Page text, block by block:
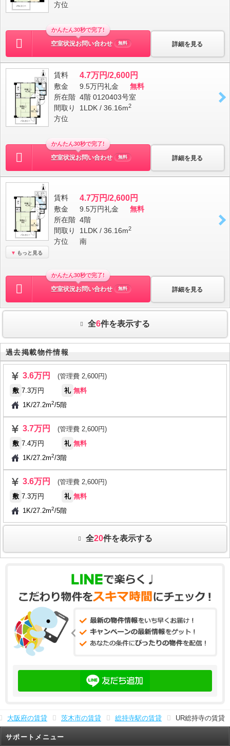
方位
詳細を見る
かんたん30秒で完了!
空室状況お問い合わせ 無料
賃料 4.7万円/2,600円
敷金 9.5万円礼金
無料
所在階 4階 0120403号室
間取り
1LDK / 36.16m2
方位
詳細を見る
かんたん30秒で完了!
空室状況お問い合わせ 無料
もっと見る
賃料 4.7万円/2,600円
敷金 9.5万円礼金
無料
所在階 4階
間取り
1LDK / 36.16m2
方位 南
詳細を見る
かんたん30秒で完了!
空室状況お問い合わせ 無料
全6件を表示する
過去掲載物件情報
3.6万円
(管理費 2,600円)
敷 7.3万円 礼 無料
1K/27.2m2/5階
3.7万円
(管理費 2,600円)
敷 7.4万円 礼 無料
1K/27.2m2/3階
3.6万円
(管理費 2,600円)
敷 7.3万円 礼 無料
1K/27.2m2/5階
全20件を表示する
大阪府の賃貸 茨木市の賃貸 総持寺駅の賃貸 UR総持寺の賃貸
サポートメニュー